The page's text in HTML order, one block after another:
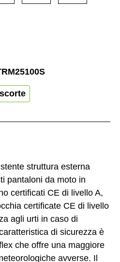
struttura esterna
pantaloni da moto in
certificati CE di livello A,
certificate CE di livello
agli urti in caso di
di sicurezza è
che offre una maggiore
avverse. Il